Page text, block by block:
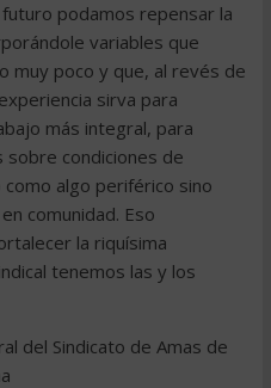
podamos repensar la
variables que
muy poco y que, al revés de
sirva para
más integral, para
sobre condiciones de
algo periférico sino
comunidad. Eso
la riquísima
tenemos las y los
del Sindicato de Amas de